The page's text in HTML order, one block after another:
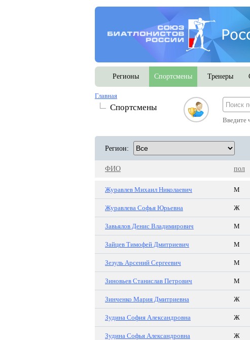
Регионы Спортсмены Тренеры
Главная
Спортсмены
Введите
Регион:
ФИО пол
Журавлев Михаил Николаевич М
Журавлева Софья Юрьевна Ж
Завьялов Денис Владимирович М
Зайцев Тимофей Дмитриевич М
Зезуль Арсений Сергеевич М
Зиновьев Станислав Петрович М
Зинченко Мария Дмитриевна Ж
Зудина София Александровна Ж
Зудина Софья Александровна Ж